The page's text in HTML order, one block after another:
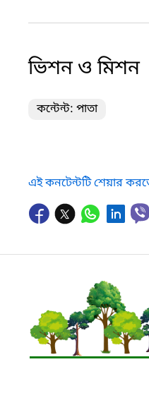
ভিশন ও মিশন
কন্টেন্ট: পাতা
এই কনটেন্টটি শেয়ার